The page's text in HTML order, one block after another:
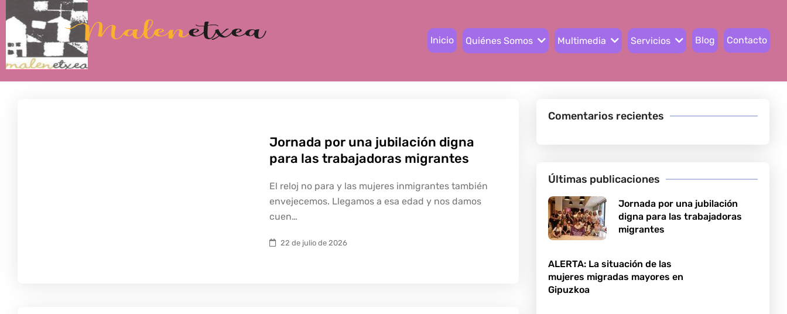
Inicio Quiénes Somos Multimedia Servicios Blog Contacto
Jornada por una jubilación digna
para las trabajadoras migrantes
El reloj no para y las mujeres inmigrantes también
envejecemos. Llegamos a esa edad y nos damos
cuen…
22 de julio de 2026
Comentarios recientes
Últimas publicaciones
Jornada por una jubilación
digna para las trabajadoras
migrantes
ALERTA: La situación de las
mujeres migradas mayores en
Gipuzkoa